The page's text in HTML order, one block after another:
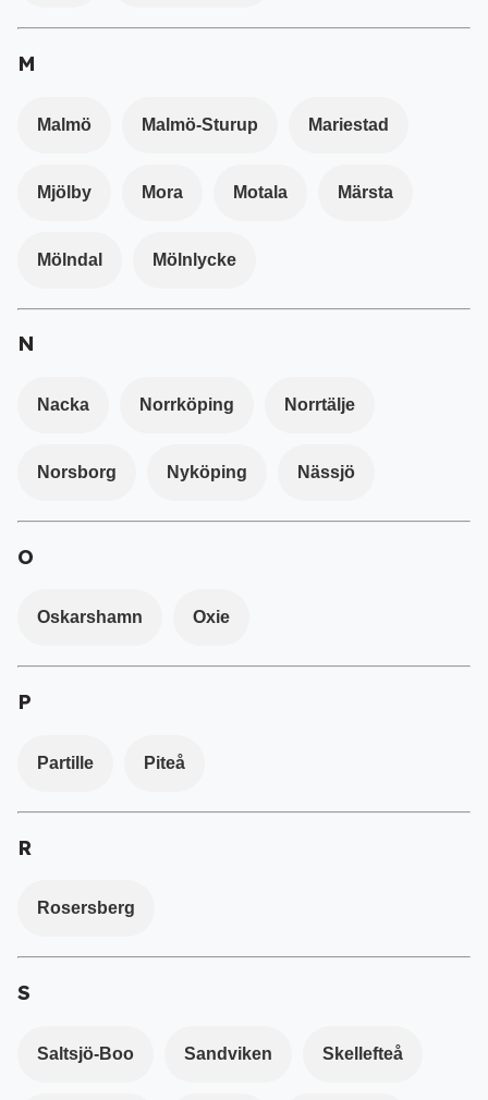
M
Malmö Malmö-Sturup Mariestad
Mjölby Mora Motala Märsta
Mölndal Mölnlycke
N
Nacka Norrköping Norrtälje
Norsborg Nyköping Nässjö
O
Oskarshamn Oxie
P
Partille Piteå
R
Rosersberg
S
Saltsjö-Boo Sandviken Skellefteå
Få tillgång till alla rabatter i din